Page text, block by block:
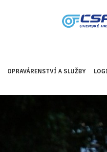
OPRAVÁRENSTVÍ A SLUŽBY